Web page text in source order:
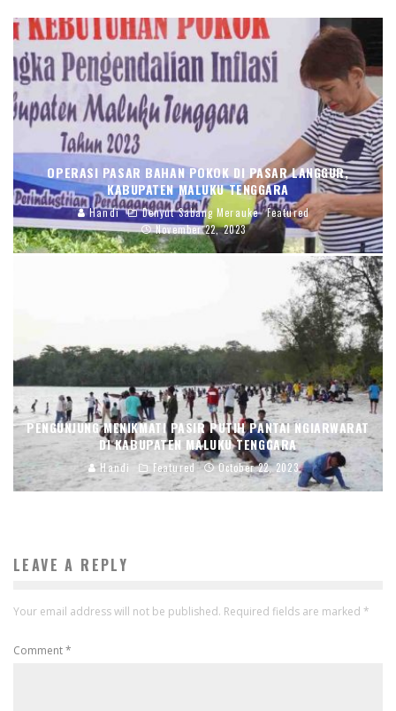
OPERASI PASAR BAHAN POKOK DI PASAR LANGGUR,
KABUPATEN MALUKU TENGGARA
Handi Denyut Sabang Merauke
Featured
November 22, 2023
PENGUNJUNG MENIKMATI PASIR PUTIH PANTAI NGIARWARAT
DI KABUPATEN MALUKU TENGGARA
Handi Featured October 22, 2023
LEAVE A REPLY
Your email address will not be published. Required fields are marked *
Comment*